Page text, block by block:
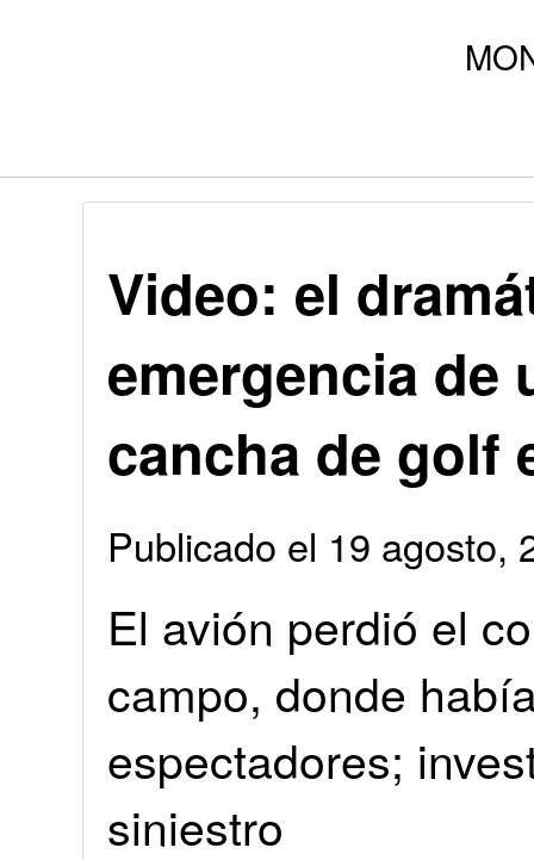
Video: el
emergencia de
cancha de golf
Publicado el 19 agosto,
El avión perdió el
campo, donde
espectadores;
siniestro